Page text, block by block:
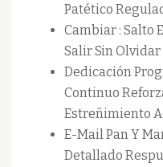
Patético
Cambiar : Salto
Salir Sin
Dedicación
Continuo
Estreñimiento
E-Mail Pan Y
Detallado